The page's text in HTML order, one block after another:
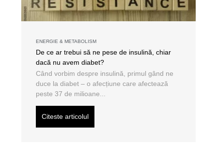
ENERGIE & METABOLISM
De ce ar trebui să ne pese de insulină, chiar
dacă nu avem diabet?
Când vorbim despre insulină, primul gând ne
duce la diabet – o afecțiune care afectează
peste 37 de milioane...
Citeste articolul